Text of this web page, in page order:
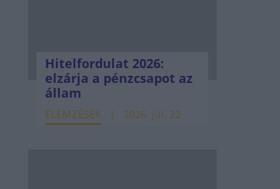
Hitelfordulat 2026:
elzárja a pénzcsapot az
állam
ELEMZÉSEK 2026. júl. 22.